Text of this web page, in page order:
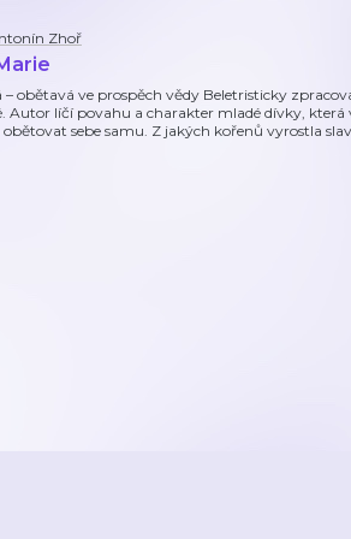
Zhoř
– obětavá ve prospěch vědy Beletristicky
Autor líčí povahu a charakter mladé dívky, která
sebe samu. Z jakých kořenů vyrostla